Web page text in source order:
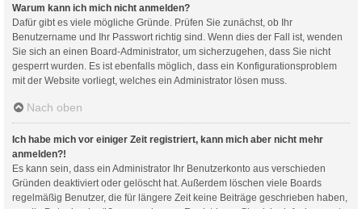
Warum kann ich mich nicht anmelden?
Dafür gibt es viele mögliche Gründe. Prüfen Sie zunächst, ob Ihr
Benutzername und Ihr Passwort richtig sind. Wenn dies der Fall ist, wenden
Sie sich an einen Board-Administrator, um sicherzugehen, dass Sie nicht
gesperrt wurden. Es ist ebenfalls möglich, dass ein Konfigurationsproblem
mit der Website vorliegt, welches ein Administrator lösen muss.
Nach oben
Ich habe mich vor einiger Zeit registriert, kann mich aber nicht mehr
anmelden?!
Es kann sein, dass ein Administrator Ihr Benutzerkonto aus verschieden
Gründen deaktiviert oder gelöscht hat. Außerdem löschen viele Boards
regelmäßig Benutzer, die für längere Zeit keine Beiträge geschrieben haben,